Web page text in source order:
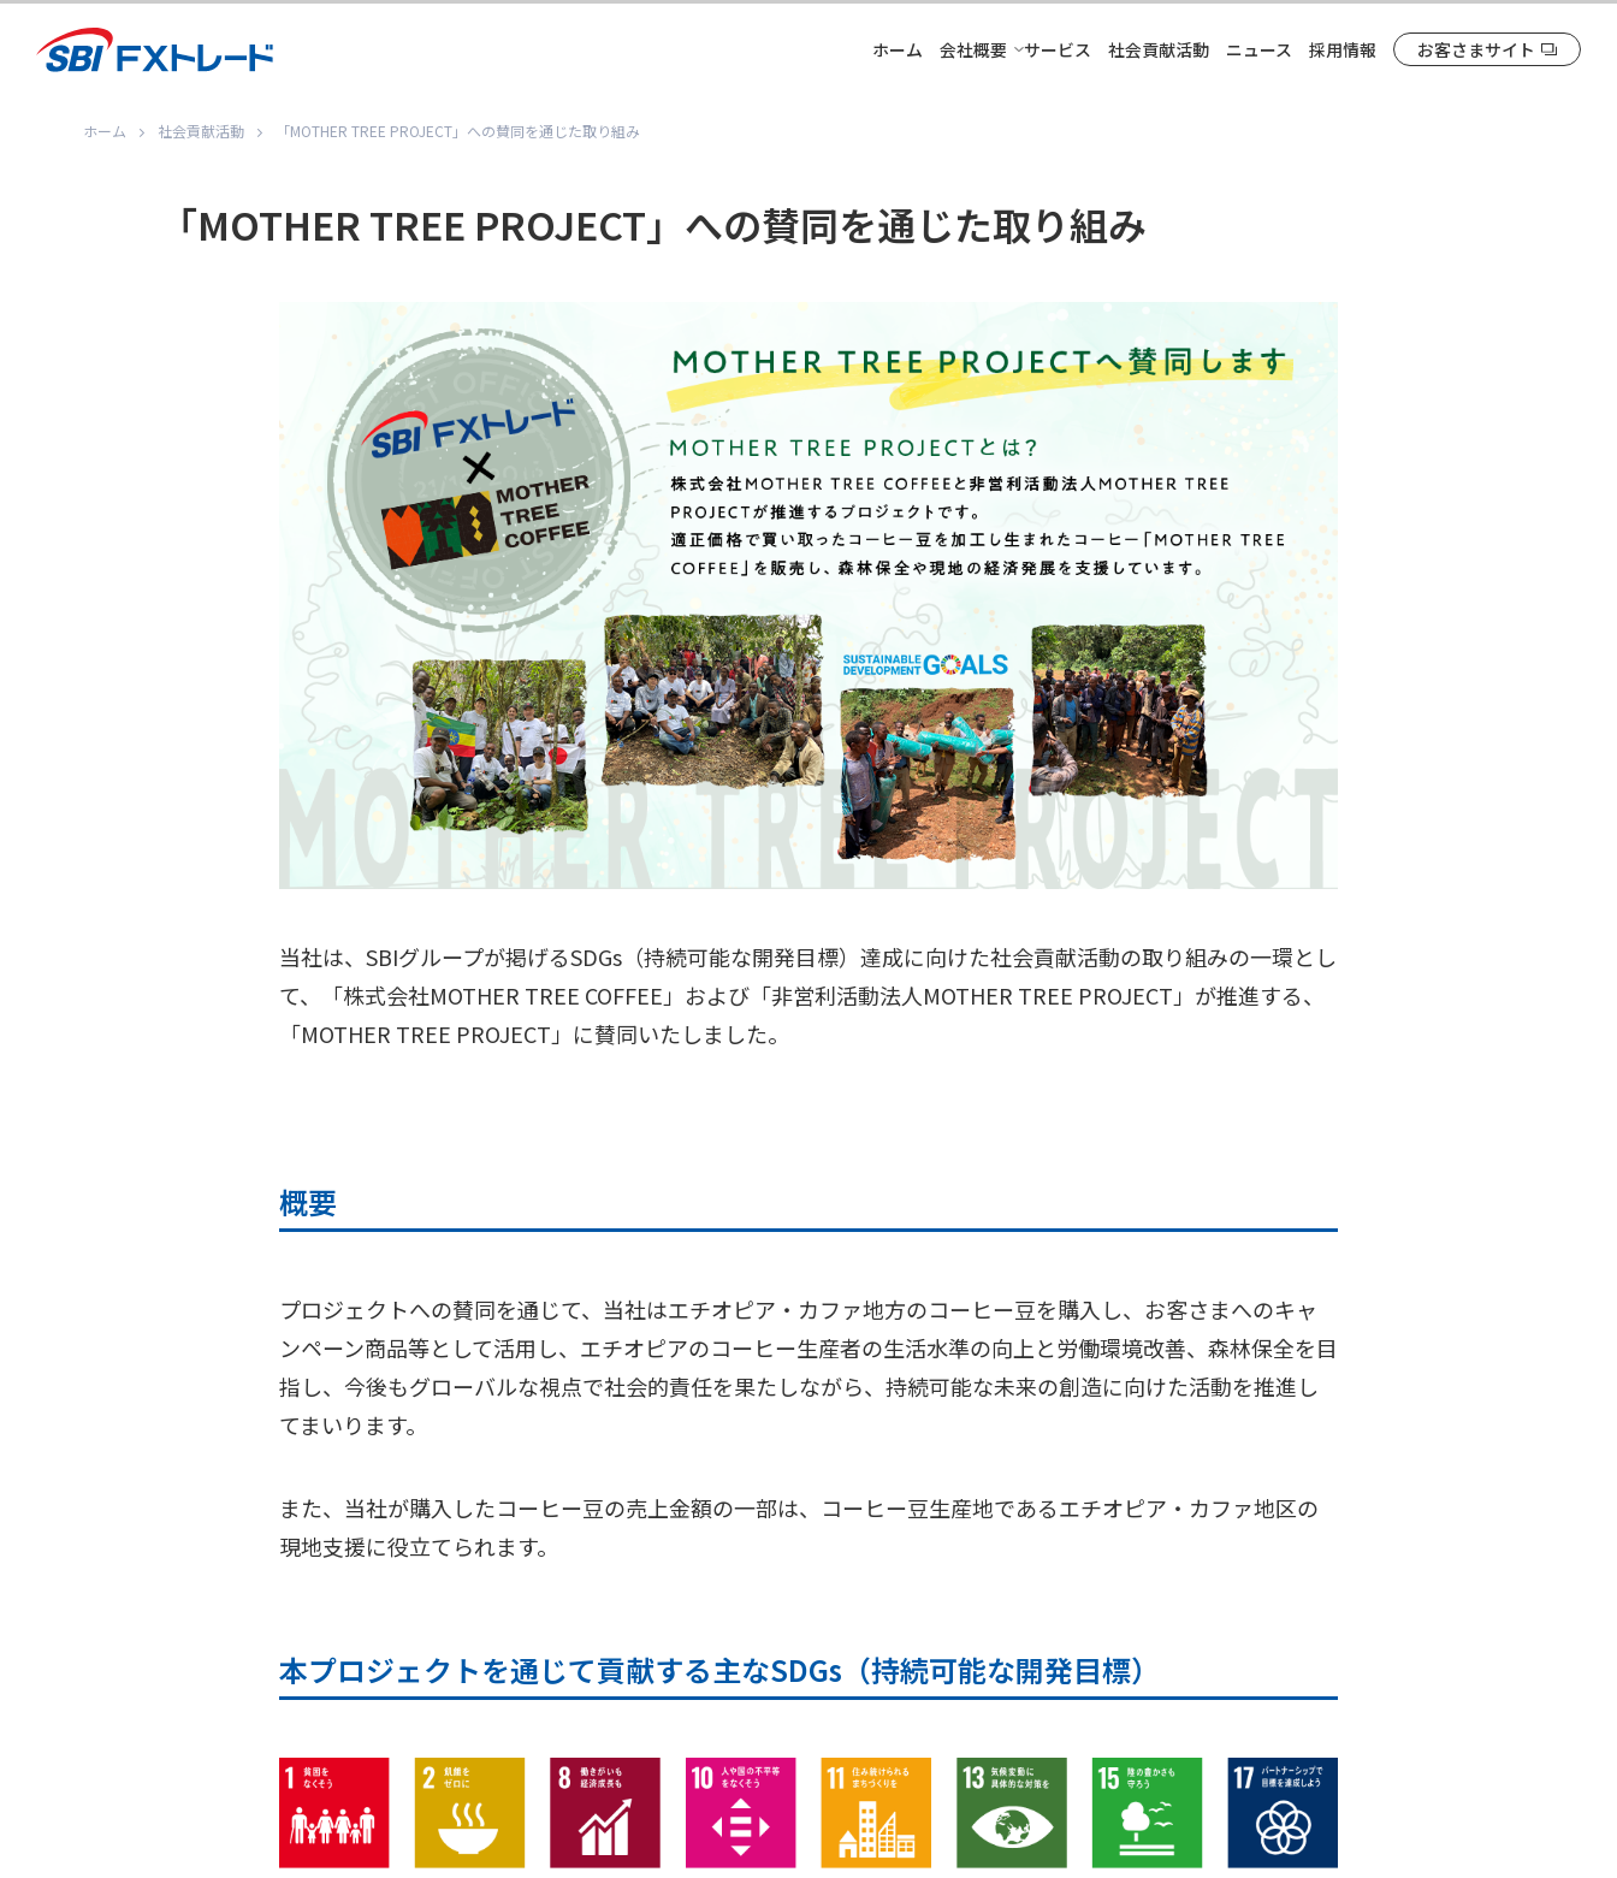
ホーム 会社概要 サービス 社会貢献活動 ニュース 採用情報 お客さまサイト
ホーム 社会貢献活動 「MOTHER TREE PROJECT」への賛同を通じた取り組み
「MOTHER TREE PROJECT」への賛同を通じた取り組み
当社は、SBIグループが掲げるSDGs（持続可能な開発目標）達成に向けた社会貢献活動の取り組みの一環とし
て、「株式会社MOTHER TREE COFFEE」および「非営利活動法人MOTHER TREE PROJECT」が推進する、
「MOTHER TREE PROJECT」に賛同いたしました。
概要
プロジェクトへの賛同を通じて、当社はエチオピア・カファ地方のコーヒー豆を購入し、お客さまへのキャ
ンペーン商品等として活用し、エチオピアのコーヒー生産者の生活水準の向上と労働環境改善、森林保全を目
指し、今後もグローバルな視点で社会的責任を果たしながら、持続可能な未来の創造に向けた活動を推進し
てまいります。
また、当社が購入したコーヒー豆の売上金額の一部は、コーヒー豆生産地であるエチオピア・カファ地区の
現地支援に役立てられます。
本プロジェクトを通じて貢献する主なSDGs（持続可能な開発目標）